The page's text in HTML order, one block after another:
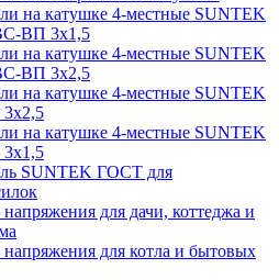
на катушке 4-местные SUNTEK
ВП 3х1,5
на катушке 4-местные SUNTEK
ВП 3х2,5
на катушке 4-местные SUNTEK
на катушке 4-местные SUNTEK
SUNTEK ГОСТ для
для дачи, коттеджа и
для котла и бытовых